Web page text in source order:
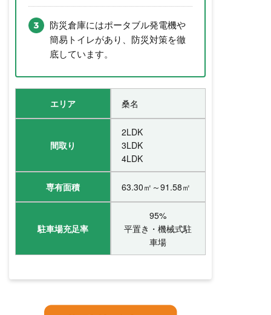
防災倉庫にはポータブル発電機や
簡易トイレがあり、防災対策を徹
底しています。
エリア 桑名
間取り
2LDK
3LDK
4LDK
専有面積 63.30㎡～91.58㎡
駐車場充足率
95%
平置き・機械式駐
車場